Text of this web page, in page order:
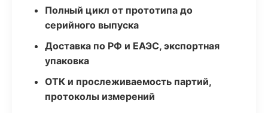
Полный цикл от прототипа до
серийного выпуска
Доставка по РФ и ЕАЭС, экспортная
упаковка
ОТК и прослеживаемость партий,
протоколы измерений